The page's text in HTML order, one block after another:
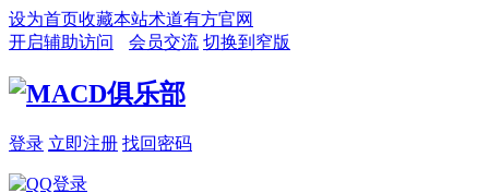
设为首页收藏本站术道有方官网
开启辅助访问
会员交流 切换到窄版
登录 立即注册 找回密码